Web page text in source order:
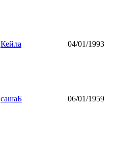
Кейла 04/01/1993
cашаБ 06/01/1959